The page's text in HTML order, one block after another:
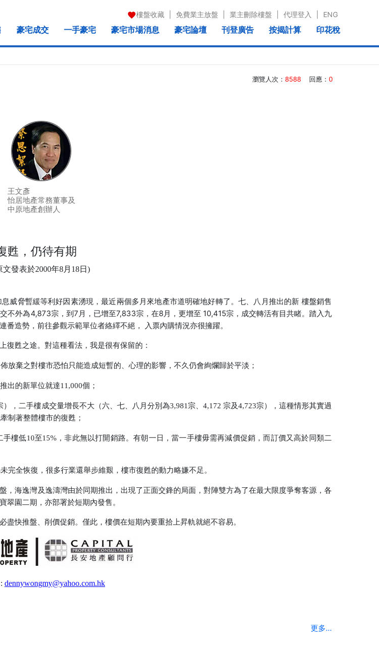
樓盤收藏 免費業主放盤 業主刪除樓盤 代理登入 ENG
豪宅成交 一手豪宅 豪宅市場消息 豪宅論壇 刊登廣告 按揭計算 印花稅
瀏覽人次： 8588 回應： 0
王文彥
怡居地產常務董事及
中原地產創辦人
甦，仍待有期
文發表於2000年8月18日)
威脅暫緩等利好因素湧現，最近兩個多月來地產市道明確地好轉了。七、八月推出的新 樓盤銷售
不外為4,873宗，到7月，已增至7,833宗，在8月，更增至 10,415宗，成交轉活有目共睹。踏入九
造勢，前往參觀示範單位者絡繹不絕， 入票內購情況亦很擁躍。
甦之途。對這種看法，我是很有保留的：
棄之對樓市恐怕只能造成短暫的、心理的影響，不久仍會絢爛歸於平淡；
出的新單位就達11,000個；
，二手樓成交量增長不大（六、七、八月分別為3,981宗、4,172 宗及4,723宗），這種情形其實過
制著整體樓市的復甦；
樓低10至15%，非此無以打開銷路。有朝一日，當一手樓毋需再減價促銷，而訂價又高於同類二
全恢復，很多行業還舉步維艱，樓市復甦的動力略嫌不足。
海逸灣及逸濤灣由於同期推出，出現了正面交鋒的局面，對陣雙方為了在最大限度爭奪客源，各
園二期，亦部署於短期內發售。
快推盤、削價促銷。僅此，樓價在短期內要重拾上昇軌就絕不容易。
dennywongmy@yahoo.com.hk
更多...